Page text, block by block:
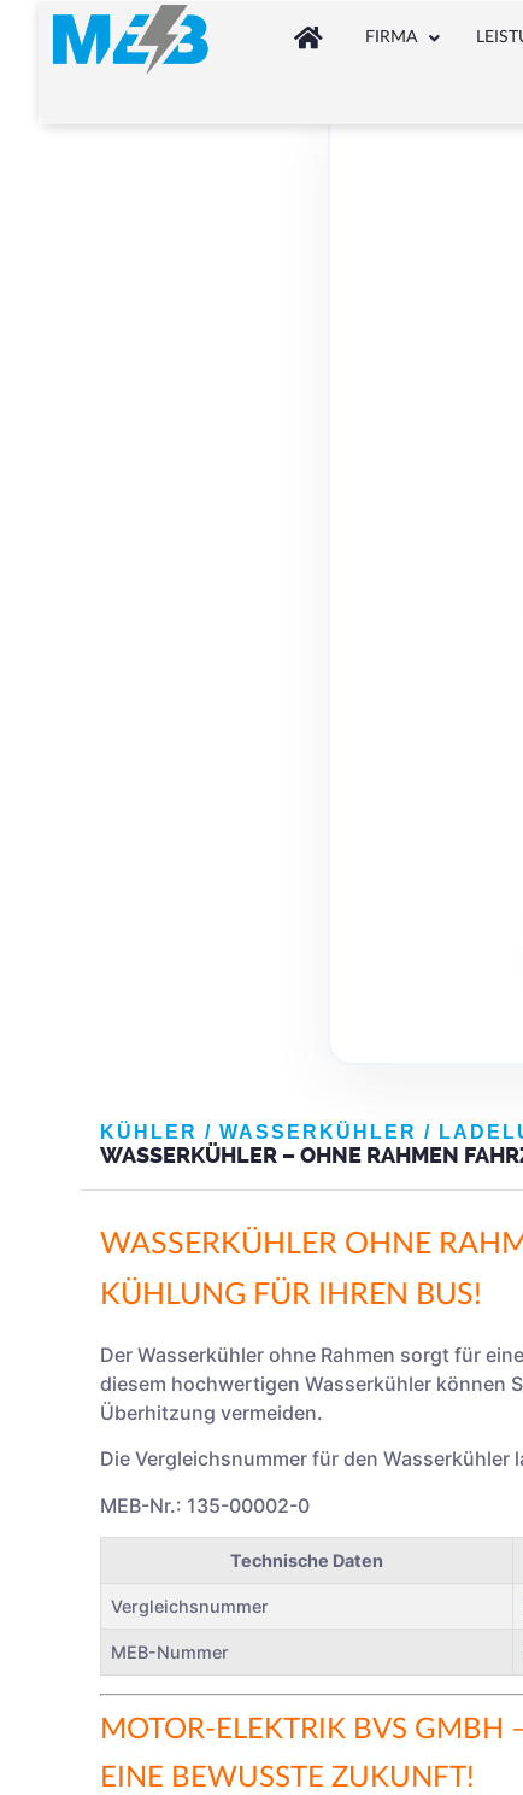
FIRMA
KÜHLER / WASSERKÜHLER /
WASSERKÜHLER – OHNE RAHMEN
WASSERKÜHLER OHNE
KÜHLUNG FÜR IHREN BUS!
Der Wasserkühler ohne Rahmen sorgt für
diesem hochwertigen Wasserkühler können
Überhitzung vermeiden.
Die Vergleichsnummer für den Wasserkühler
MEB-Nr.: 135-00002-0
Technische Daten
Vergleichsnummer
MEB-Nummer
MOTOR-ELEKTRIK BVS GMBH
EINE BEWUSSTE ZUKUNFT!